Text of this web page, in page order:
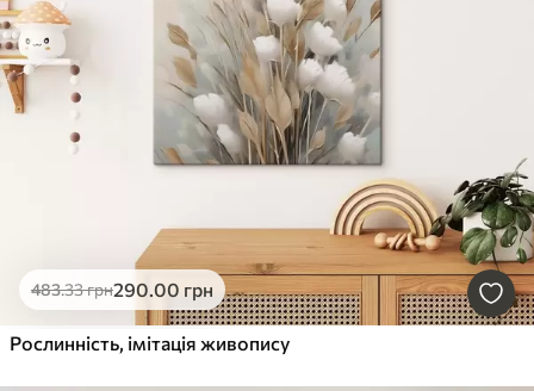
483.33грн290.00 грн
Рослинність, імітація живопису